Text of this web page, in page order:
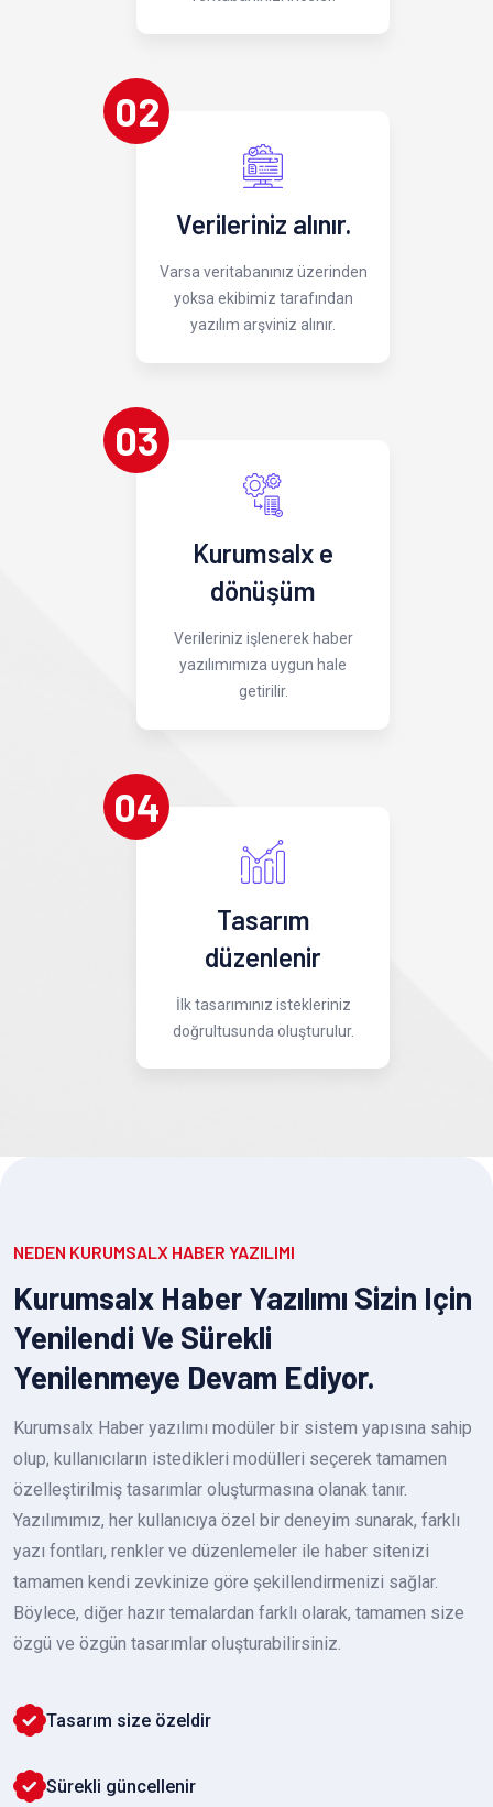
02
Verileriniz alınır.
Varsa veritabanınız üzerinden
yoksa ekibimiz tarafından
yazılım arşviniz alınır.
03
Kurumsalx e
dönüşüm
Verileriniz işlenerek haber
yazılımımıza uygun hale
getirilir.
04
Tasarım
düzenlenir
İlk tasarımınız istekleriniz
doğrultusunda oluşturulur.
NEDEN KURUMSALX HABER YAZILIMI
Kurumsalx Haber Yazılımı Sizin Için
Yenilendi Ve Sürekli
Yenilenmeye Devam Ediyor.
Kurumsalx Haber yazılımı modüler bir sistem yapısına sahip
olup, kullanıcıların istedikleri modülleri seçerek tamamen
özelleştirilmiş tasarımlar oluşturmasına olanak tanır.
Yazılımımız, her kullanıcıya özel bir deneyim sunarak, farklı
yazı fontları, renkler ve düzenlemeler ile haber sitenizi
tamamen kendi zevkinize göre şekillendirmenizi sağlar.
Böylece, diğer hazır temalardan farklı olarak, tamamen size
özgü ve özgün tasarımlar oluşturabilirsiniz.
Tasarım size özeldir
Sürekli güncellenir